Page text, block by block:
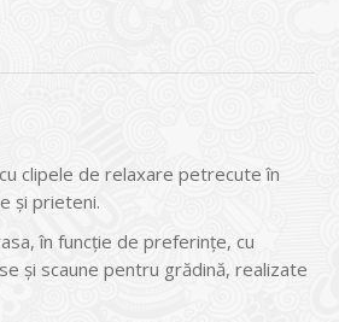
clipele de relaxare petrecute în
și prieteni.
în funcție de preferințe, cu
și scaune pentru grădină, realizate